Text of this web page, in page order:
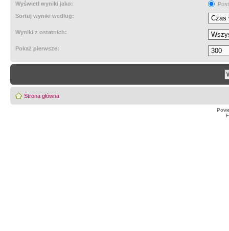
Wyświetl wyniki jako:
Sortuj wyniki według:
Wyniki z ostatnich:
Pokaż pierwsze:
Strona główna